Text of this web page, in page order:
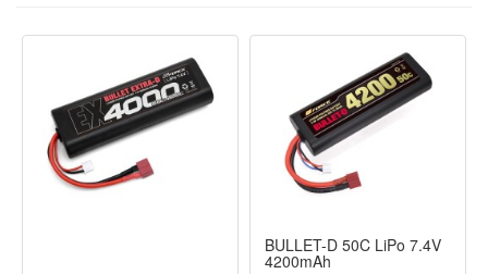
BULLET-D 50C LiPo 7.4V
4200mAh